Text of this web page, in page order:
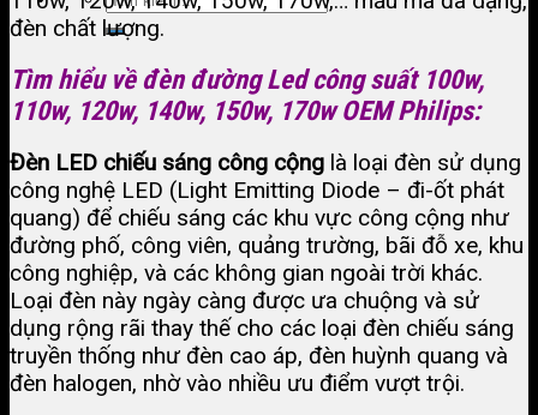
đèn chất lượng.
Tìm hiểu về đèn đường Led công suất 100w,
110w, 120w, 140w, 150w, 170w OEM Philips:
Đèn LED chiếu sáng công cộng là loại đèn sử dụng
công nghệ LED (Light Emitting Diode – đi-ốt phát
quang) để chiếu sáng các khu vực công cộng như
đường phố, công viên, quảng trường, bãi đỗ xe, khu
công nghiệp, và các không gian ngoài trời khác.
Loại đèn này ngày càng được ưa chuộng và sử
dụng rộng rãi thay thế cho các loại đèn chiếu sáng
truyền thống như đèn cao áp, đèn huỳnh quang và
đèn halogen, nhờ vào nhiều ưu điểm vượt trội.